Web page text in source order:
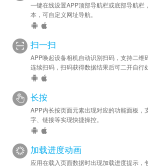
一键在线设置APP顶部导航栏或底部导航栏
本，可自定义网址导航。
扫一扫
APP唤起设备相机自动识别扫码，支持二维
连续扫码，扫码获得数据结果后可二开自行
长按
APP内长按页面元素出现对应的功能面板，
字、链接等实现快捷操控。
加载进度动画
应用在载入页面数据时出现加载进度提示，